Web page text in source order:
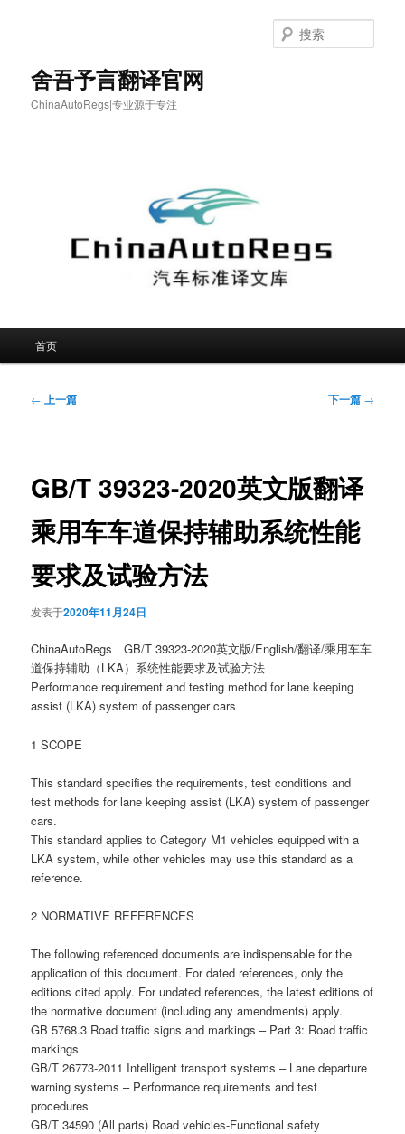
舍吾予言翻译官网
ChinaAutoRegs|专业源于专注
索
首页
文
← 上一篇 下一篇 →
GB/T 39323-2020英文版翻译
乘用车车道保持辅助系统性能
要求及试验方法
发表于2020年11月24日
ChinaAutoRegs｜GB/T 39323-2020英文版/English/翻译/乘用车车
道保持辅助（LKA）系统性能要求及试验方法
Performance requirement and testing method for lane keeping
assist (LKA) system of passenger cars
1 SCOPE
This standard specifies the requirements, test conditions and
test methods for lane keeping assist (LKA) system of passenger
cars.
This standard applies to Category M1 vehicles equipped with a
LKA system, while other vehicles may use this standard as a
reference.
2 NORMATIVE REFERENCES
The following referenced documents are indispensable for the
application of this document. For dated references, only the
editions cited apply. For undated references, the latest editions of
the normative document (including any amendments) apply.
GB 5768.3 Road traffic signs and markings – Part 3: Road traffic
markings
GB/T 26773-2011 Intelligent transport systems – Lane departure
warning systems – Performance requirements and test
procedures
GB/T 34590 (All parts) Road vehicles-Functional safety